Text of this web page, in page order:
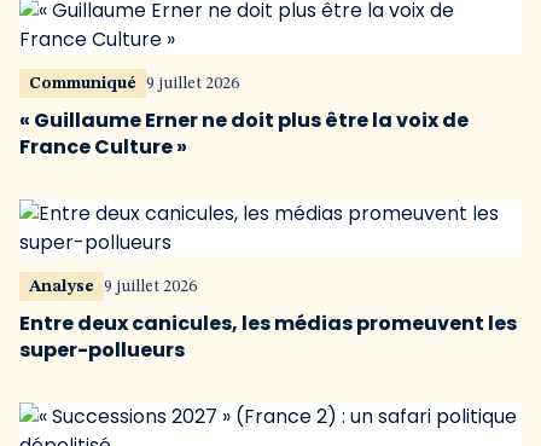
Communiqué 9 juillet 2026
« Guillaume Erner ne doit plus être la voix de
France Culture »
Analyse 9 juillet 2026
Entre deux canicules, les médias promeuvent les
super-pollueurs